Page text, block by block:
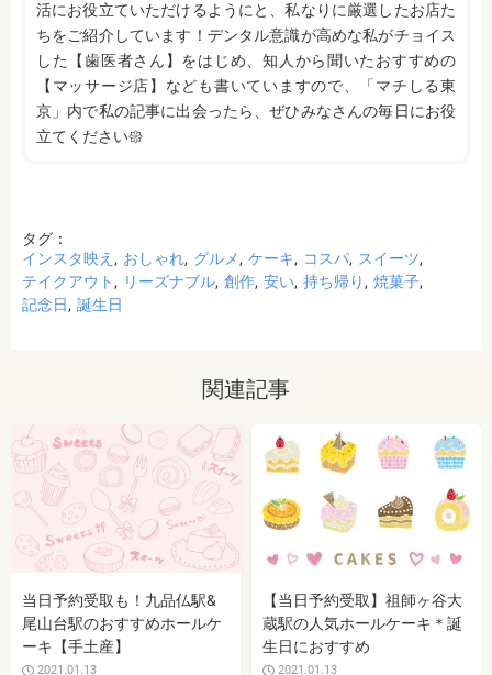
活にお役立ていただけるようにと、私なりに厳選したお店た
ちをご紹介しています！デンタル意識が高めな私がチョイス
した【歯医者さん】をはじめ、知人から聞いたおすすめの
【マッサージ店】なども書いていますので、「マチしる東
京」内で私の記事に出会ったら、ぜひみなさんの毎日にお役
立てください𑁍
タグ：
インスタ映え
おしゃれ グルメ ケーキ コスパ スイーツ
テイクアウト
リーズナブル 創作 安い 持ち帰り
焼菓子
記念日
誕生日
関連記事
当日予約受取も！九品仏駅&
尾山台駅のおすすめホールケ
ーキ【手土産】
2021.01.13
【当日予約受取】祖師ヶ谷大
蔵駅の人気ホールケーキ＊誕
生日におすすめ
2021.01.13